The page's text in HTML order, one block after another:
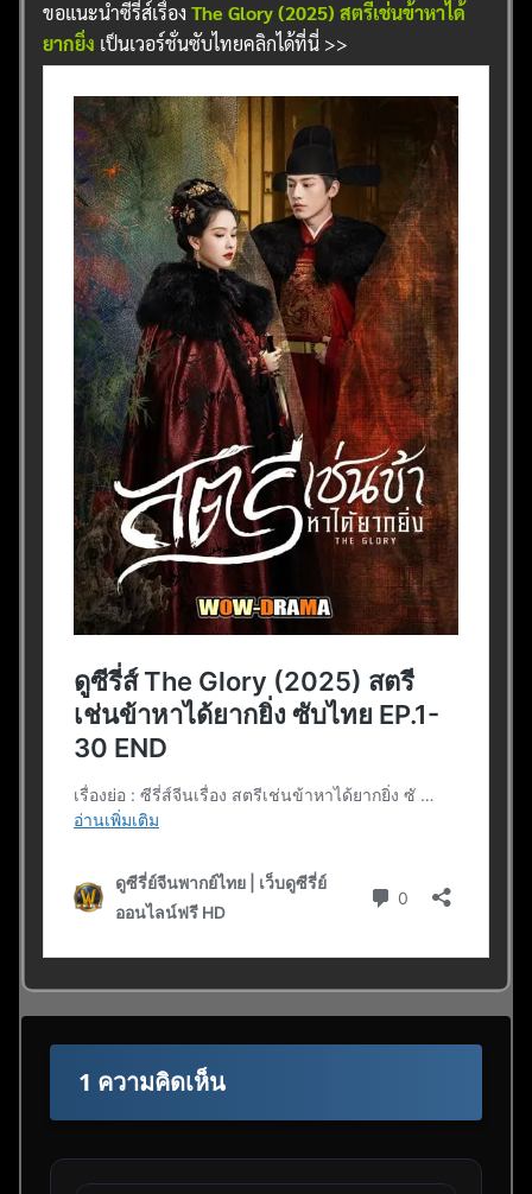
ขอแนะนำซีรี่ส์เรื่องThe Glory (2025) สตรีเช่นข้าหาได้
ยากยิ่ง เป็นเวอร์ชั่นซับไทยคลิกได้ที่นี่ >>
1 ความคิดเห็น